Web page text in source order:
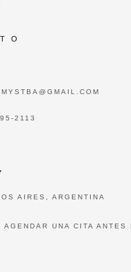
O
2113
AIRES, ARGENTINA
UNA CITA ANTES